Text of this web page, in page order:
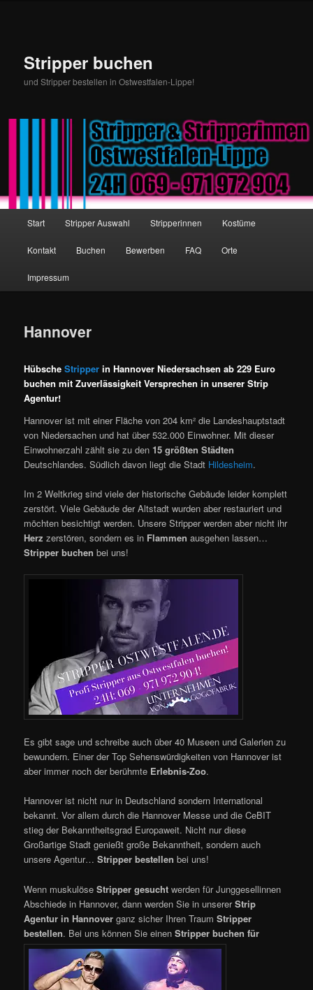
Stripper buchen
und Stripper bestellen in Ostwestfalen-Lippe!
Zum Inhalt wechseln
Zum sekundären Inhalt wechseln
Start Stripper Auswahl Stripperinnen Kostüme
Kontakt Buchen Bewerben FAQ Orte
Impressum
Hannover
HübscheStripper in Hannover Niedersachsen ab 229 Euro
buchen mit Zuverlässigkeit Versprechen in unserer Strip
Agentur!
Hannover ist mit einer Fläche von 204 km² die Landeshauptstadt
von Niedersachen und hat über 532.000 Einwohner. Mit dieser
Einwohnerzahl zählt sie zu den 15 größten Städten
Deutschlandes. Südlich davon liegt die Stadt Hildesheim.
Im 2 Weltkrieg sind viele der historische Gebäude leider komplett
zerstört. Viele Gebäude der Altstadt wurden aber restauriert und
möchten besichtigt werden. Unsere Stripper werden aber nicht ihr
Herz zerstören, sondern es in Flammen ausgehen lassen…
Stripper buchen bei uns!
Es gibt sage und schreibe auch über 40 Museen und Galerien zu
bewundern. Einer der Top Sehenswürdigkeiten von Hannover ist
aber immer noch der berühmte Erlebnis-Zoo.
Hannover ist nicht nur in Deutschland sondern International
bekannt. Vor allem durch die Hannover Messe und die CeBIT
stieg der Bekanntheitsgrad Europaweit. Nicht nur diese
Großartige Stadt genießt große Bekanntheit, sondern auch
unsere Agentur… Stripper bestellen bei uns!
Wenn muskulöseStripper gesucht werden für Junggesellinnen
Abschiede in Hannover, dann werden Sie in unsererStrip
Agentur in Hannover ganz sicher Ihren TraumStripper
bestellen. Bei uns können Sie einenStripper buchen für